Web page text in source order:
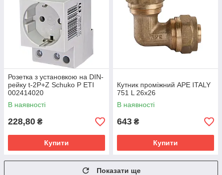
Розетка з установкою на DIN-
рейку t-2P+Z Schuko P ETI
002414020
В наявності
228,80 ₴
Купити
Кутник проміжний APE ITALY
751 L 26x26
В наявності
643 ₴
Купити
Показати ще